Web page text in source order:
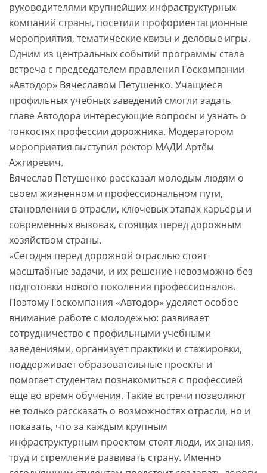
руководителями крупнейших инфраструктурных
компаний страны, посетили профориентационные
мероприятия, тематические квизы и деловые игры.
Одним из центральных событий программы стала
встреча с председателем правления Госкомпании
«Автодор» Вячеславом Петушенко. Учащиеся
профильных учебных заведений смогли задать
главе Автодора интересующие вопросы и узнать о
тонкостях профессии дорожника. Модератором
мероприятия выступил ректор МАДИ Артём
Ажгиревич.
Вячеслав Петушенко рассказал молодым людям о
своем жизненном и профессиональном пути,
становлении в отрасли, ключевых этапах карьеры и
современных вызовах, стоящих перед дорожным
хозяйством страны.
«Сегодня перед дорожной отраслью стоят
масштабные задачи, и их решение невозможно без
подготовки нового поколения профессионалов.
Поэтому Госкомпания «Автодор» уделяет особое
внимание работе с молодежью: развивает
сотрудничество с профильными учебными
заведениями, организует практики и стажировки,
поддерживает образовательные проекты и
помогает студентам познакомиться с профессией
еще во время обучения. Такие встречи позволяют
не только рассказать о возможностях отрасли, но и
показать, что за каждым крупным
инфраструктурным проектом стоят люди, их знания,
труд и стремление развивать страну. Именно